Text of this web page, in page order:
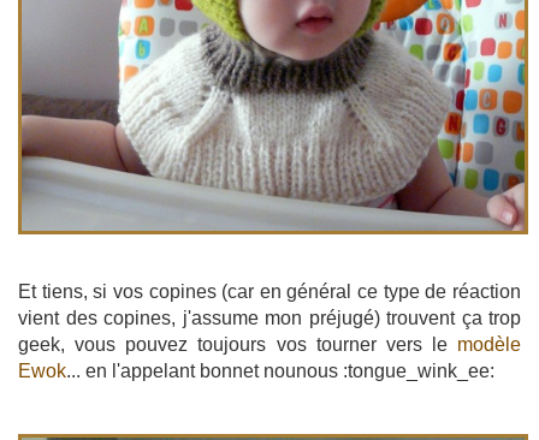
Et tiens, si vos copines (car en général ce type de réaction
vient des copines, j'assume mon préjugé) trouvent ça trop
geek, vous pouvez toujours vos tourner vers le modèle
Ewok... en l'appelant bonnet nounous :tongue_wink_ee: